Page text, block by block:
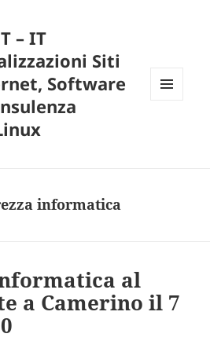
– IT
Siti
Software
informatica
al
a Camerino il 7